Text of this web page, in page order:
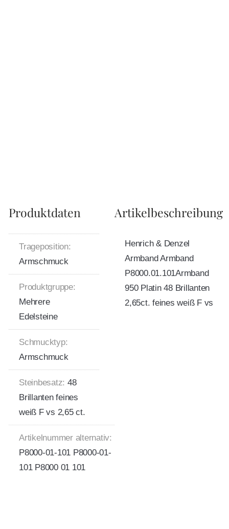
Produktdaten
Trageposition:
Armschmuck
Produktgruppe:
Mehrere
Edelsteine
Schmucktyp:
Armschmuck
Steinbesatz: 48
Brillanten feines
weiß F vs 2,65 ct.
Artikelnummer alternativ:
P8000-01-101 P8000-01-
101 P8000 01 101
Artikelbeschreibung
Henrich & Denzel
Armband Armband
P8000.01.101Armband
950 Platin 48 Brillanten
2,65ct. feines weiß F vs